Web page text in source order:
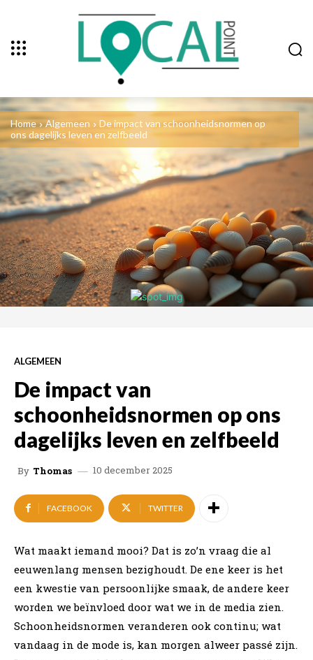
Home Algemeen
De impact van schoonheidsnormen op
ons dagelijks leven en zelfbeeld
ALGEMEEN
De impact van
schoonheidsnormen op ons
dagelijks leven en zelfbeeld
By Thomas 10 december 2025
FACEBOOK TWITTER
Wat maakt iemand mooi? Dat is zo’n vraag die al
eeuwenlang mensen bezighoudt. De ene keer is het
een kwestie van persoonlijke smaak, de andere keer
worden we beïnvloed door wat we in de media zien.
Schoonheidsnormen veranderen ook continu; wat
vandaag in de mode is, kan morgen alweer passé zijn.